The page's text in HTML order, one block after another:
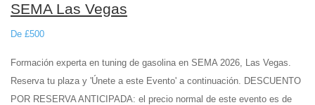
SEMA Las Vegas
De £500
Formación experta en tuning de gasolina en SEMA 2026, Las Vegas.
Reserva tu plaza y 'Únete a este Evento' a continuación. DESCUENTO
POR RESERVA ANTICIPADA: el precio normal de este evento es de